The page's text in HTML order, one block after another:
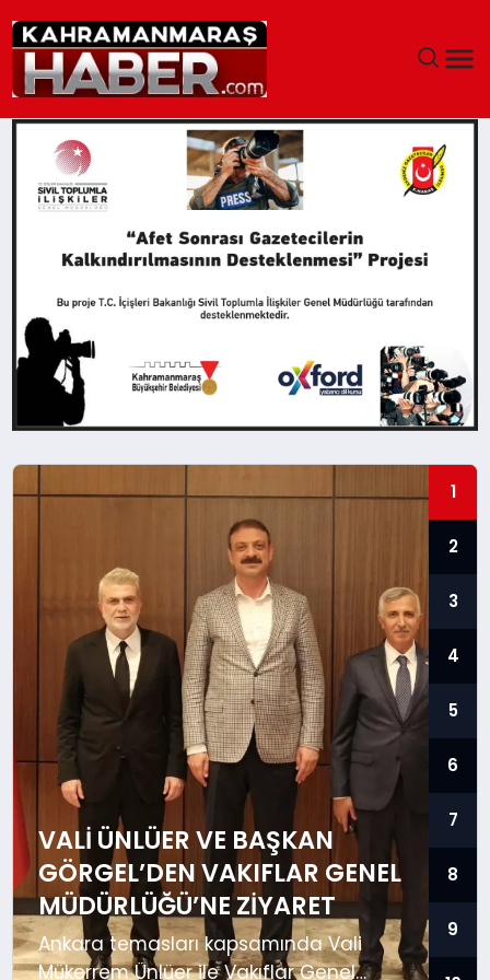
ANASAYFA
SIYASET
EĞITIM
EKONOMI
SAĞLIK
GENEL
İLETIŞIM
YAZARLAR
KÜNYE
VALI ÜNLÜER VE BAŞKAN
GÖRGEL’DEN VAKIFLAR GENEL
MÜDÜRLÜĞÜ’NE ZIYARET
Ankara temasları kapsamında Vali
Mükerrem Ünlüer ile Vakıflar Genel
1
2
3
4
5
6
7
8
9